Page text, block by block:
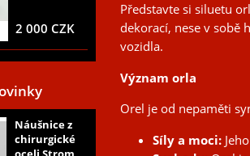
Představte si siluetu
dekorací, nese v sobě
vozidla.
Význam orla
Orel je od nepaměti
Síly a moci:
2 000 CZK
Náušnice z
chirurgické